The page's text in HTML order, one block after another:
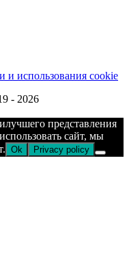
и использования cookie
- 2026
представления
сайт, мы
Ok Privacy policy